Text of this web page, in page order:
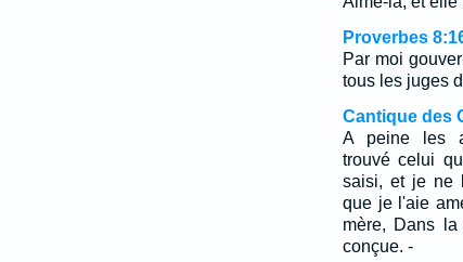
Proverbes
Par moi
tous les juges
Cantique des
A peine les
trouvé celui
saisi, et je ne
que je l'aie
mère, Dans
conçue. -